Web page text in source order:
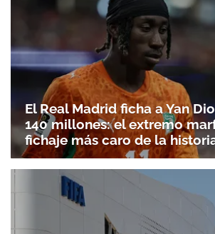
El Real Madrid ficha a Yan
140 millones: el extremo
fichaje más caro de la